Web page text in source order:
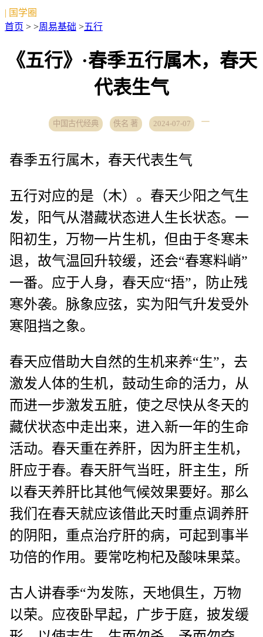
| 国学圈
首页 > >周易基础 >五行
《五行》·春季五行属木，春天
代表生气
中国古代经典 佚名 著 2024-07-07
春季五行属木，春天代表生气
五行对应的是（木）。春天少阳之气生
发，阳气从潜藏状态进人生长状态。一
阳初生，万物一片生机，但由于冬寒未
退，故气温回升较缓，还会“春寒料峭”
一番。应于人身，春天应“捂”，防止残
寒外袭。脉象应弦，实为阳气升发受外
寒阻挡之象。
春天应借助大自然的生机来养“生”，去
激发人体的生机，鼓动生命的活力，从
而进一步激发五脏，使之尽快从冬天的
藏伏状态中走出来，进入新一年的生命
活动。春天重在养肝，因为肝主生机，
肝应于春。春天肝气当旺，肝主生，所
以春天养肝比其他气候效果要好。那么
我们在春天就应该借此天时重点调养肝
的阴阳，重点治疗肝的病，可起到事半
功倍的作用。要常吃枸杞及酸味果菜。
古人讲春季“为发陈，天地俱生，万物
以荣。应夜卧早起，广步于庭，披发缓